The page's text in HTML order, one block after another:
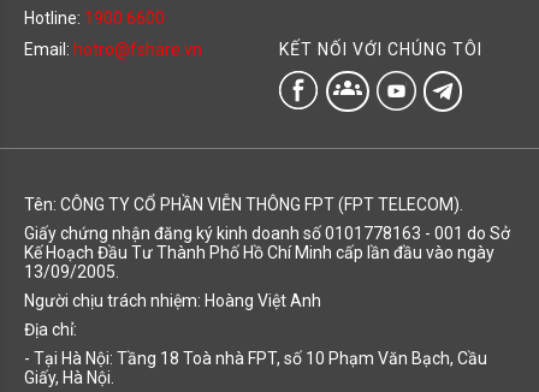
Hotline: 1900 6600
Email: hotro@fshare.vn KẾT NỐI VỚI CHÚNG TÔI
groups
Tên: CÔNG TY CỔ PHẦN VIỄN THÔNG FPT (FPT TELECOM).
Giấy chứng nhận đăng ký kinh doanh số 0101778163 - 001 do Sở
Kế Hoạch Đầu Tư Thành Phố Hồ Chí Minh cấp lần đầu vào ngày
13/09/2005.
Người chịu trách nhiệm: Hoàng Việt Anh
Địa chỉ:
- Tại Hà Nội: Tầng 18 Toà nhà FPT, số 10 Phạm Văn Bạch, Cầu
Giấy, Hà Nội.